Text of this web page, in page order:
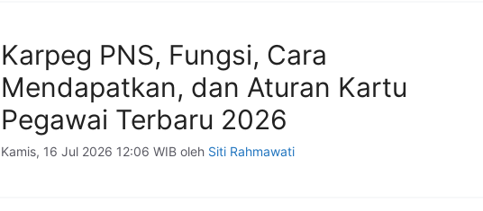
Karpeg PNS, Fungsi, Cara
Mendapatkan, dan Aturan Kartu
Pegawai Terbaru 2026
Kamis, 16 Jul 2026 12:06 WIB oleh Siti Rahmawati